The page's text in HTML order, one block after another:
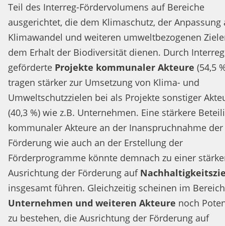
Teil des Interreg-Fördervolumens auf Bereiche
ausgerichtet, die dem Klimaschutz, der Anpassung
Klimawandel und weiteren umweltbezogenen
dem Erhalt der Biodiversität dienen. Durch Interreg
geförderte Projekte kommunaler Akteure (54,5
tragen stärker zur Umsetzung von Klima- und
Umweltschutzzielen bei als Projekte sonstiger
(40,3 %) wie z.B. Unternehmen. Eine stärkere
kommunaler Akteure an der Inanspruchnahme der
Förderung wie auch an der Erstellung der
Förderprogramme könnte demnach zu einer
Ausrichtung der Förderung auf
insgesamt führen. Gleichzeitig scheinen im
Unternehmen und weiteren Akteure noch
zu bestehen, die Ausrichtung der Förderung auf